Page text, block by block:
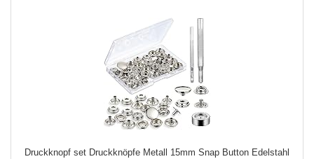
Druckknopf set Druckknöpfe Metall 15mm Snap Button Edelstahl